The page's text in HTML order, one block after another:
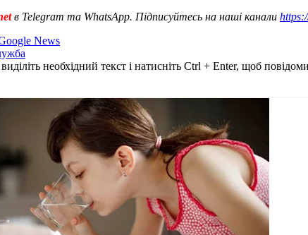
в Telegram та WhatsApp. Підписуйтесь на наші канали
News
необхідний текст і натисніть Ctrl + Enter, щоб